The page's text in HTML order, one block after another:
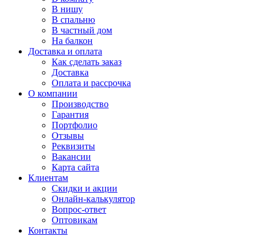
В нишу
В спальню
В частный дом
На балкон
Доставка и оплата
Как сделать заказ
Доставка
Оплата и рассрочка
О компании
Производство
Гарантия
Портфолио
Отзывы
Реквизиты
Вакансии
Карта сайта
Клиентам
Скидки и акции
Онлайн-калькулятор
Вопрос-ответ
Оптовикам
Контакты